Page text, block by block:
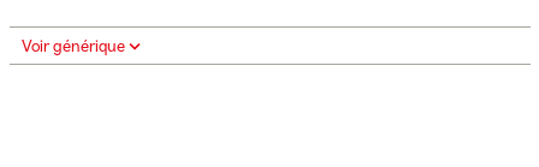
Voir générique